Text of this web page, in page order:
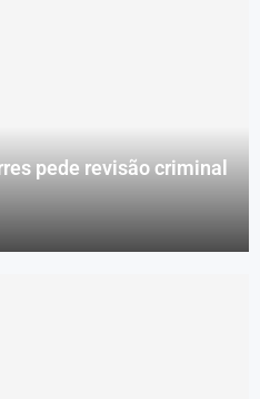
pede revisão criminal